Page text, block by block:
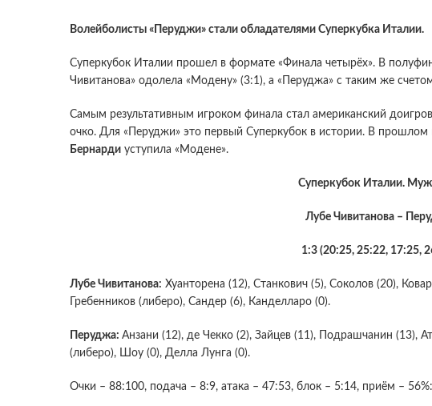
Волейболисты «Перуджи» стали обладателями Суперкубка Италии.
Суперкубок Италии прошел в формате «Финала четырёх». В
Чивитанова» одолела «Модену» (3:1), а «Перуджа» с таким же
Самым результативным игроком финала стал американский
очко. Для «Перуджи» это первый Суперкубок в истории. В прошлом
Бернарди уступила «Модене».
Суперкубок Италии.
Лубе Чивитанова –
1:3 (20:25, 25:22, 17:25,
Лубе Чивитанова: Хуанторена (12), Станкович (5), Соколов (20),
Гребенников (либеро), Сандер (6), Канделларо (0).
Перуджа: Анзани (12), де Чекко (2), Зайцев (11), Подрашчанин (13),
(либеро), Шоу (0), Делла Лунга (0).
Очки – 88:100, подача – 8:9, атака – 47:53, блок – 5:14, приём –